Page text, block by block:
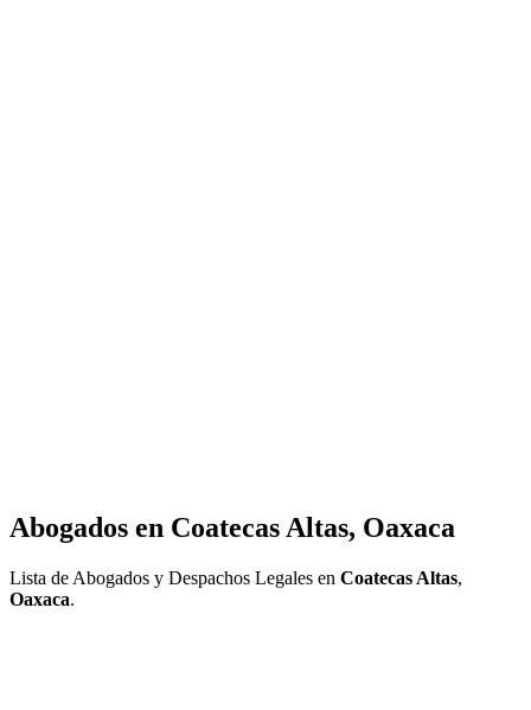
Abogados en Coatecas Altas, Oaxaca
Lista de Abogados y Despachos Legales en Coatecas Altas,
Oaxaca.